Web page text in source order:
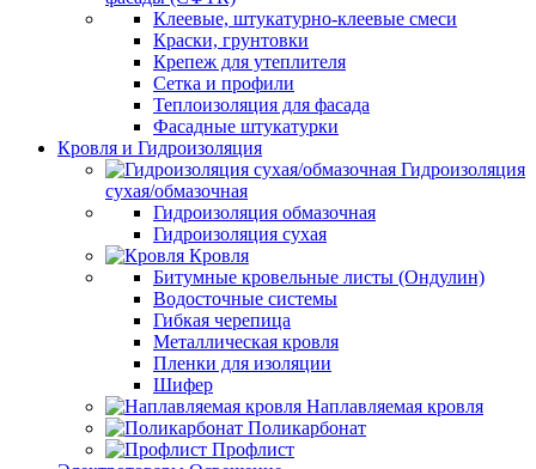
Клеевые, штукатурно-клеевые смеси
Краски, грунтовки
Крепеж для утеплителя
Сетка и профили
Теплоизоляция для фасада
Фасадные штукатурки
Кровля и Гидроизоляция
Гидроизоляция
сухая/обмазочная
Гидроизоляция обмазочная
Гидроизоляция сухая
Кровля
Битумные кровельные листы (Ондулин)
Водосточные системы
Гибкая черепица
Металлическая кровля
Пленки для изоляции
Шифер
Наплавляемая кровля
Поликарбонат
Профлист